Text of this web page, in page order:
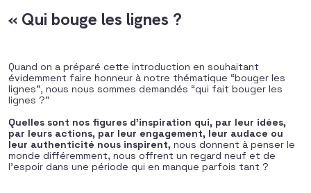
« Qui bouge les lignes ?
Quand on a préparé cette introduction en souhaitant
évidemment faire honneur à notre thématique “bouger les
lignes”, nous nous sommes demandés “qui fait bouger les
lignes ?”
Quelles sont nos figures d’inspiration qui, par leur idées,
par leurs actions, par leur engagement, leur audace ou
leur authenticité nous inspirent, nous donnent à penser le
monde différemment, nous offrent un regard neuf et de
l’espoir dans une période qui en manque parfois tant ?